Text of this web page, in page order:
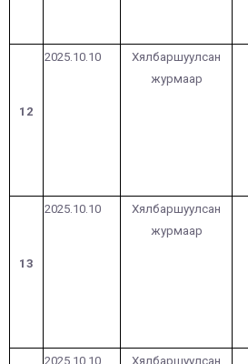
12
2025.10.10
Хялбаршуулсан
журмаар
13
2025.10.10
Хялбаршуулсан
журмаар
2025.10.10
Хялбаршуулсан